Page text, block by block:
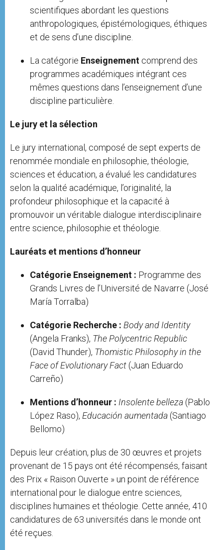
scientifiques abordant les questions
anthropologiques, épistémologiques, éthiques
et de sens d’une discipline.
La catégorie Enseignement comprend des
programmes académiques intégrant ces
mêmes questions dans l’enseignement d’une
discipline particulière.
Le jury et la sélection
Le jury international, composé de sept experts de
renommée mondiale en philosophie, théologie,
sciences et éducation, a évalué les candidatures
selon la qualité académique, l’originalité, la
profondeur philosophique et la capacité à
promouvoir un véritable dialogue interdisciplinaire
entre science, philosophie et théologie.
Lauréats et mentions d’honneur
Catégorie Enseignement : Programme des
Grands Livres de l’Université de Navarre (José
María Torralba)
Catégorie Recherche : Body and Identity
(Angela Franks), The Polycentric Republic
(David Thunder), Thomistic Philosophy in the
Face of Evolutionary Fact (Juan Eduardo
Carreño)
Mentions d’honneur : Insolente belleza (Pablo
López Raso), Educación aumentada (Santiago
Bellomo)
Depuis leur création, plus de 30 œuvres et projets
provenant de 15 pays ont été récompensés, faisant
des Prix « Raison Ouverte » un point de référence
international pour le dialogue entre sciences,
disciplines humaines et théologie. Cette année, 410
candidatures de 63 universités dans le monde ont
été reçues.